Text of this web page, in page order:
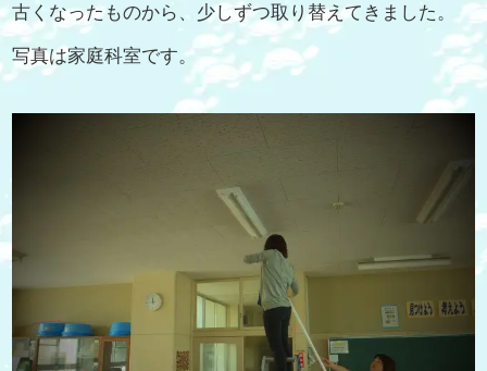
古くなったものから、少しずつ取り替えてきました。
写真は家庭科室です。